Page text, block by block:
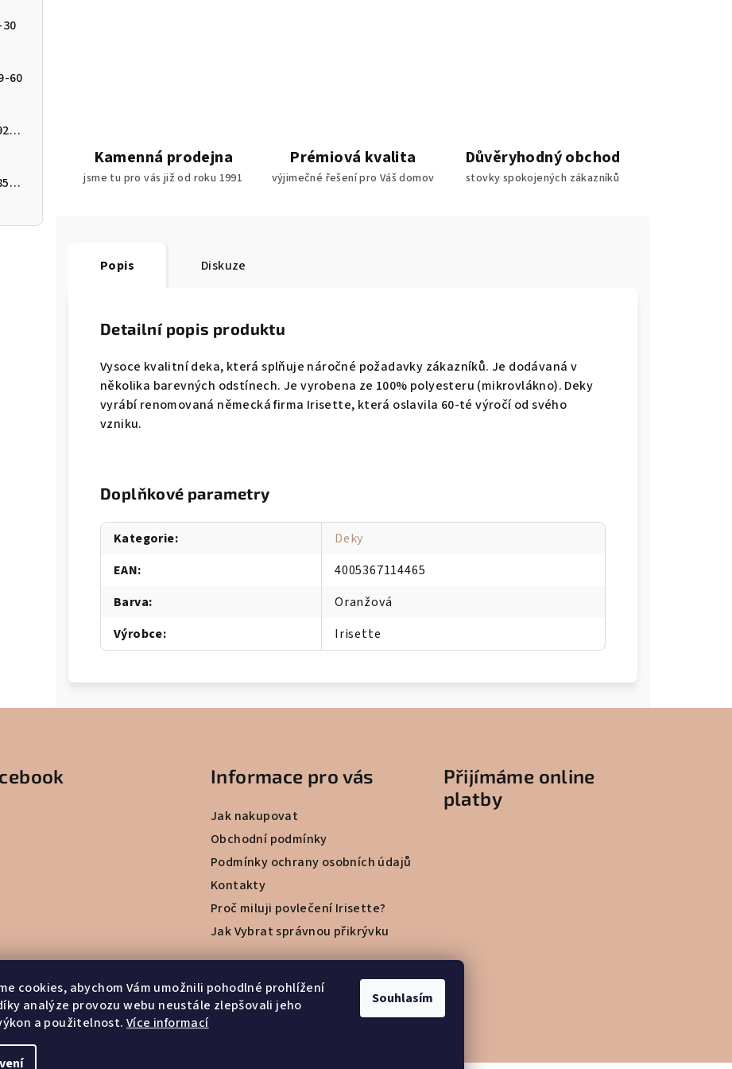
cookies, abychom Vám umožnili pohodlné prohlížení
analýze provozu webu neustále zlepšovali jeho
a použitelnost. Více informací
Souhlasím
60
Ložní povlečení Irisette Wave 8592-90
Ložní povlečení Irisette Wave 8885-10
Kamenná prodejna
jsme tu pro vás již od roku 1991
Prémiová kvalita
výjimečné řešení pro Váš domov
Důvěryhodný obchod
stovky spokojených zákazníků
Popis Diskuze
Detailní popis produktu
Vysoce kvalitní deka, která splňuje náročné požadavky zákazníků. Je dodávaná v
několika barevných odstínech. Je vyrobena ze 100% polyesteru (mikrovlákno). Deky
vyrábí renomovaná německá firma Irisette, která oslavila 60-té výročí od svého
vzniku.
Doplňkové parametry
Kategorie:
Deky
EAN:
4005367114465
Barva:
Oranžová
Výrobce: Irisette
Informace pro vás
Jak nakupovat
Obchodní podmínky
Podmínky ochrany osobních údajů
Kontakty
Proč miluji povlečení Irisette?
Jak Vybrat správnou přikrývku
Přijímáme online
platby